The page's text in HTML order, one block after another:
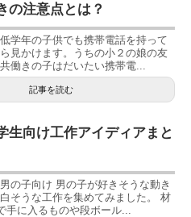
の注意点とは？
学年の子供でも携帯電話を持って
見かけます。うちの小２の娘の友
働きの子はだいたい携帯電...
記事を読む
生向け工作アイディアまと
の子向け 男の子が好きそうな動き
そうな工作を集めてみました。 材
手に入るものや段ボール...